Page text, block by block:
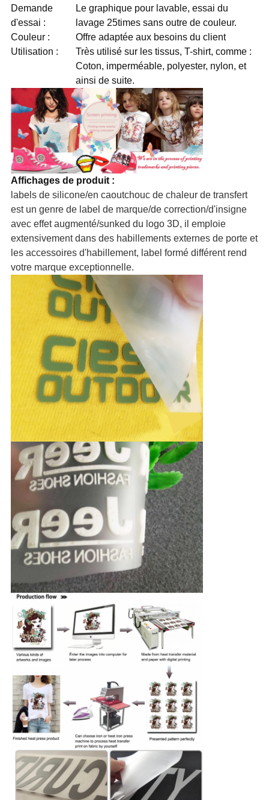
Demande
d'essai :
Le graphique pour lavable, essai du
lavage 25times sans outre de couleur.
Couleur :
Offre adaptée aux besoins du client
Utilisation :
Très utilisé sur les tissus, T-shirt, comme :
Coton, imperméable, polyester, nylon, et
ainsi de suite.
Affichages de produit :
labels de silicone/en caoutchouc de chaleur de transfert
est un genre de label de marque/de correction/d'insigne
avec effet augmenté/sunked du logo 3D, il emploie
extensivement dans des habillements externes de porte et
les accessoires d'habillement, label formé différent rend
votre marque exceptionnelle.